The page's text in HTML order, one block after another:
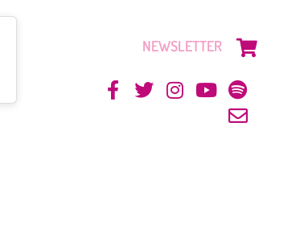
NEWSLETTER